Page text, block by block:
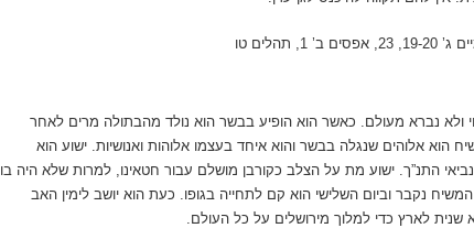
ולא נברא מעולם. כאשר הוא הופיע בבשר הוא נולד מהבתולה מרים לאחר
הוא אלוהים שנגלה בבשר והוא איחד בעצמו אלוהות ואנושיות. ישוע הוא
התנ”ך. ישוע מת על הצלב כקורבן מושלם עבור חטאינו, למרות שלא היה בו
נקבר וביום השלישי הוא קם לתחייה בגופו. כעת הוא יושב לימין האב
שנית לארץ כדי למלוך מירושלים על כל העולם.